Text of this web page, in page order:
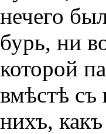
нечего
бурь, ни
которой
вмѣстѣ съ
нихъ,